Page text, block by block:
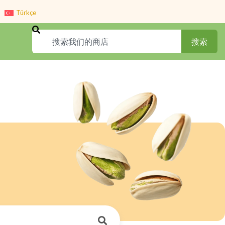
Türkçe
Search 搜索